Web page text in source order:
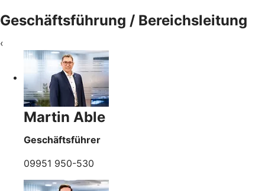
Geschäftsführung / Bereichsleitung
‹
Martin Able
Geschäftsführer
09951 950-530